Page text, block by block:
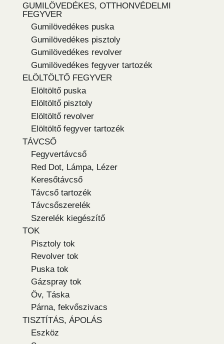
GUMILÖVEDÉKES, OTTHONVÉDELMI
FEGYVER
Gumilövedékes puska
Gumilövedékes pisztoly
Gumilövedékes revolver
Gumilövedékes fegyver tartozék
ELÖLTÖLTŐ FEGYVER
Elöltöltő puska
Elöltöltő pisztoly
Elöltöltő revolver
Elöltöltő fegyver tartozék
TÁVCSŐ
Fegyvertávcső
Red Dot, Lámpa, Lézer
Keresőtávcső
Távcső tartozék
Távcsőszerelék
Szerelék kiegészítő
TOK
Pisztoly tok
Revolver tok
Puska tok
Gázspray tok
Öv, Táska
Párna, fekvőszivacs
TISZTÍTÁS, ÁPOLÁS
Eszköz